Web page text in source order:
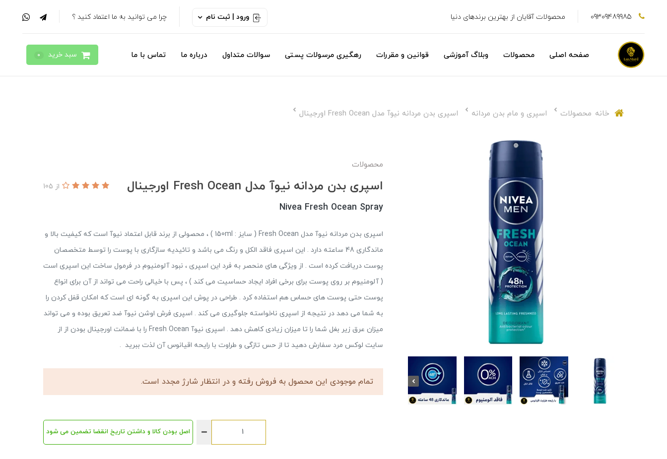
09309489985 محصولات آقایان از بهترین برندهای دنیا ورود | ثبت نام چرا می توانید به ما اعتماد کنید ؟
صفحه اصلی محصولات وبلاگ آموزشی قوانین و مقررات رهگیری مرسولات پستی سوالات متداول درباره ما تماس با ما سبد خرید 0
خانه محصولات اسپری و مام بدن مردانه اسپری بدن مردانه نیوآ مدل Fresh Ocean اورجینال
محصولات
اسپری بدن مردانه نیوآ مدل Fresh Ocean اورجینال از 105
Nivea Fresh Ocean Spray
اسپری بدن مردانه نیوآ مدل Fresh Ocean ( سایز : 150ml ) ، محصولی از برند قابل اعتماد نیوآ است که کیفیت بالا و
ماندگاری 48 ساعته دارد . این اسپری فاقد الکل و رنگ می باشد و تائیدیه سازگاری با پوست را توسط متخصصان
پوست دریافت کرده است . از ویژگی های منحصر به فرد این اسپری ، نبود آلومنیوم در فرمول ساخت این اسپری است
( آلومنیوم بر روی پوست برای برخی افراد ایجاد حساسیت می کند ) ، پس با خیالی راحت می تواند از آن برای انواع
پوست حتی پوست های حساس هم استفاده کرد . طراحی در پوش این اسپری به گونه ای است که امکان قفل کردن را
به شما می دهد در نتیجه از اسپری ناخواسته جلوگیری می کند . اسپری فرش اوشن نیوآ ضد تعریق بوده و می تواند
میزان عرق زیر بغل شما را تا میزان زیادی کاهش دهد . اسپری نیوآ Fresh Ocean را با ضمانت اورجینال بودن از از
سایت لوکس مرد سفارش دهید تا از حس تازگی و طراوت با رایحه اقیانوس آن لذت ببرید .
تمام موجودی این محصول به فروش رفته و در انتظار شارژ مجدد است.
اصل بودن کالا و داشتن تاریخ انقضا تضمین می شود